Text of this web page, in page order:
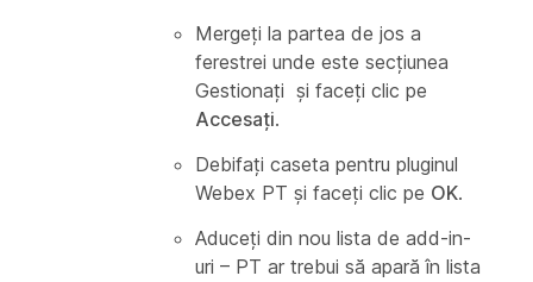
Mergeți la partea de jos a
ferestrei unde este secțiunea
Gestionați și faceți clic pe
Accesați.
Debifați caseta pentru pluginul
Webex PT și faceți clic pe OK.
Aduceți din nou lista de add-in-
uri – PT ar trebui să apară în lista